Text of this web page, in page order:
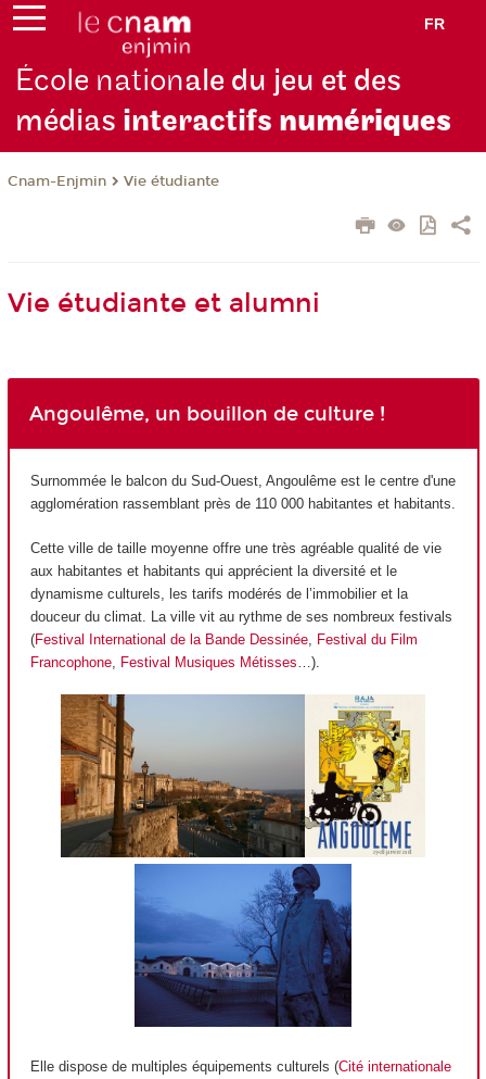
FR
École nationale du jeu et des
médias interactifs numériques
Cnam-Enjmin Vie étudiante
Vie étudiante et alumni
Angoulême, un bouillon de culture !
Surnommée le balcon du Sud-Ouest, Angoulême est le centre d'une
agglomération rassemblant près de 110 000 habitantes et habitants.
Cette ville de taille moyenne offre une très agréable qualité de vie
aux habitantes et habitants qui apprécient la diversité et le
dynamisme culturels, les tarifs modérés de l’immobilier et la
douceur du climat. La ville vit au rythme de ses nombreux festivals
(Festival International de la Bande Dessinée
Festival du Film
Francophone
Festival Musiques Métisses …).
Elle dispose de multiples équipements culturels (Cité internationale